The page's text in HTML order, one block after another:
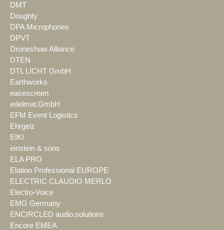
DMT
Doughty
DPA Microphones
DPVT
Droneshow Alliance
DTEN
DTL LICHT GmbH
Earthworks
easescreen
edelmat.GmbH
EFM Event Logistics
Ehrgeiz
EIKI
einstein & sons
ELA PRO
Elation Professional EUROPE
ELECTRIC CLAUDIO MERLO
Electro-Voice
EMG Germany
ENCIRCLED audio.solutions
Encore EMEA